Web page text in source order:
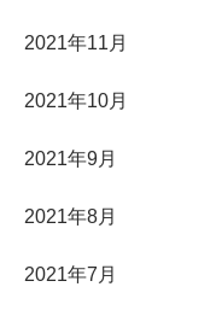
2021年11月
2021年10月
2021年9月
2021年8月
2021年7月